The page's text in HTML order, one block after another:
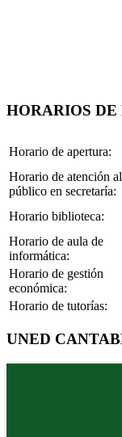
HORARIOS DE
Horario de apertura:
Horario de atención al
público en secretaría:
Horario biblioteca:
Horario de aula de
informática:
Horario de gestión
económica:
Horario de tutorías:
UNED